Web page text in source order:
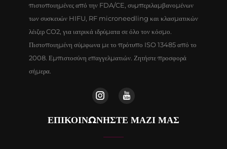
πιστοποιημένες από την FDA/CE, συμπεριλαμβανομένων
των συσκευών HIFU, RF microneedling και κλασματικών
λέιζερ CO2, για ιατρικά ιδρύματα σε όλο τον κόσμο.
Πιστοποιημένη σύμφωνα με το πρότυπο ISO 13485 από το
2008. Εμπιστοσύνη επαγγελματιών. Ζητήστε προσφορά
σήμερα.
ΕΠΙΚΟΙΝΩΝΉΣΤΕ ΜΑΖΊ ΜΑΣ